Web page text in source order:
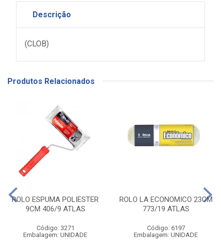
Descrição
(CLOB)
Produtos Relacionados
ROLO ESPUMA POLIESTER
9CM 406/9 ATLAS
Código: 3271
Embalagem: UNIDADE
ROLO LA ECONOMICO 23CM
773/19 ATLAS
Código: 6197
Embalagem: UNIDADE